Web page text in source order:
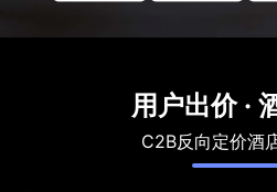
用户出价 ·
C2B反向定价酒